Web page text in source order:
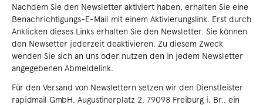
Nachdem Sie den Newsletter aktiviert haben, erhalten Sie eine
Benachrichtigungs-E-Mail mit einem Aktivierungslink. Erst durch
Anklicken dieses Links erhalten Sie den Newsletter. Sie können
den Newsetter jederzeit deaktivieren. Zu diesem Zweck
wenden Sie sich an uns oder nutzen den in jedem Newsletter
angegebenen Abmeldelink.
Für den Versand von Newslettern setzen wir den Dienstleister
rapidmail GmbH, Augustinerplatz 2, 79098 Freiburg i. Br., ein